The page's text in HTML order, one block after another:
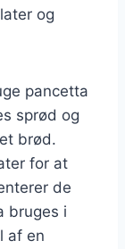
og
pancetta
sprød og
brød.
for at
de
bruges i
af en